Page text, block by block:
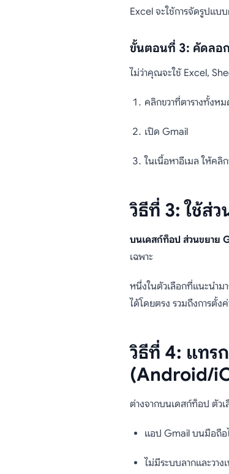
Excel จะใช้การจัดรูปแบ
ขั้นตอนที่ 3: คัดลอก
ไม่ว่าคุณจะใช้ Excel,
คลิกขวาที่ตารางทั้งหม
เปิด Gmail
ในเนื้อหาอีเมล ให้คลิก
วิธีที่ 3: ใช้ส่
บนเดสก์ท็อป ส่วนขยาย
เฉพาะ
หนึ่งในตัวเลือกที่แนะนำม
ได้โดยตรง รวมถึงการตั้
วิธีที่ 4: แทร
(Android/
ต่างจากบนเดสก์ท็อป ตัว
แอป Gmail บนมือถือไ
ไม่มีระบบลากและวา